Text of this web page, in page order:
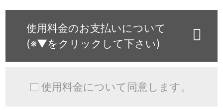
使用料金のお支払いについて
(※▼をクリックして下さい)
使用料金について同意します。